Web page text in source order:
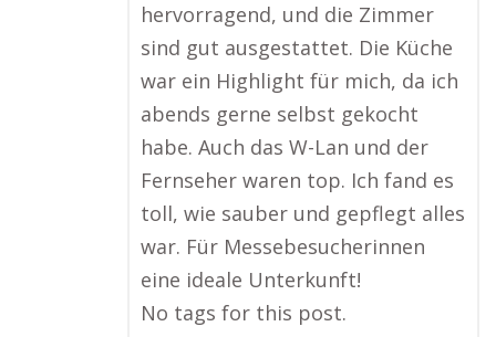
hervorragend, und die Zimmer
sind gut ausgestattet. Die Küche
war ein Highlight für mich, da ich
abends gerne selbst gekocht
habe. Auch das W-Lan und der
Fernseher waren top. Ich fand es
toll, wie sauber und gepflegt alles
war. Für Messebesucherinnen
eine ideale Unterkunft!
No tags for this post.